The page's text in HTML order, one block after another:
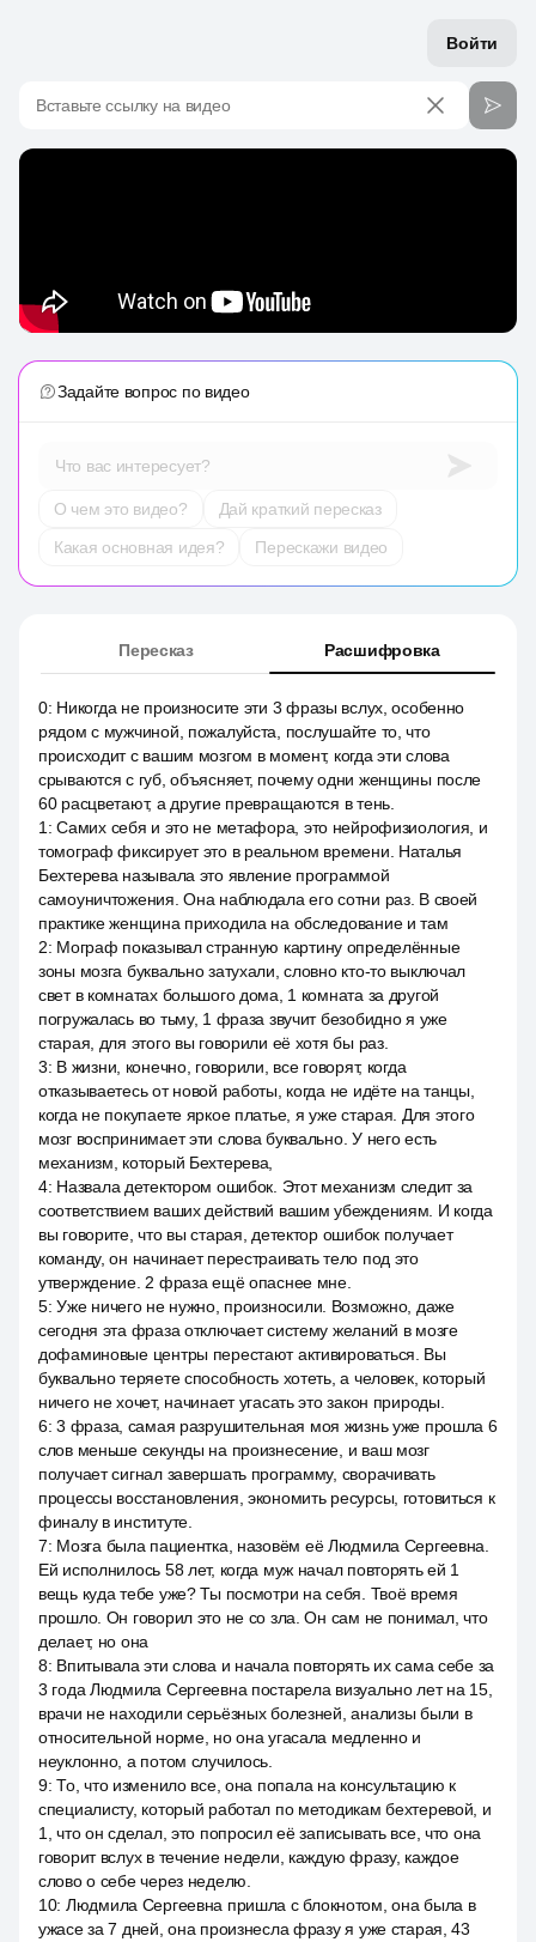
Войти
Вставьте ссылку на видео
Задайте вопрос по видео
Что вас интересует?
О чем это видео?
Дай краткий пересказ
Какая основная идея?
Перескажи видео
Пересказ Расшифровка
0: Никогда не произносите эти 3 фразы вслух, особенно
рядом с мужчиной, пожалуйста, послушайте то, что
происходит с вашим мозгом в момент, когда эти слова
срываются с губ, объясняет, почему одни женщины после
60 расцветают, а другие превращаются в тень.
1 :Самих себя и это не метафора, это нейрофизиология, и
томограф фиксирует это в реальном времени. Наталья
Бехтерева называла это явление программой
самоуничтожения. Она наблюдала его сотни раз. В своей
практике женщина приходила на обследование и там
2: Мограф показывал странную картину определённые
зоны мозга буквально затухали, словно кто-то выключал
свет в комнатах большого дома, 1 комната за другой
погружалась во тьму, 1 фраза звучит безобидно я уже
старая, для этого вы говорили её хотя бы раз.
3: В жизни, конечно, говорили, все говорят, когда
отказываетесь от новой работы, когда не идёте на танцы,
когда не покупаете яркое платье, я уже старая. Для этого
мозг воспринимает эти слова буквально. У него есть
механизм, который Бехтерева,
4: Назвала детектором ошибок. Этот механизм следит за
соответствием ваших действий вашим убеждениям. И когда
вы говорите, что вы старая, детектор ошибок получает
команду, он начинает перестраивать тело под это
утверждение. 2 фраза ещё опаснее мне.
5:Уже ничего не нужно, произносили. Возможно, даже
сегодня эта фраза отключает систему желаний в мозге
дофаминовые центры перестают активироваться. Вы
буквально теряете способность хотеть, а человек, который
ничего не хочет, начинает угасать это закон природы.
6:3 фраза, самая разрушительная моя жизнь уже прошла 6
слов меньше секунды на произнесение, и ваш мозг
получает сигнал завершать программу, сворачивать
процессы восстановления, экономить ресурсы, готовиться к
финалу в институте.
7: Мозга была пациентка, назовём её Людмила Сергеевна.
Ей исполнилось 58 лет, когда муж начал повторять ей 1
вещь куда тебе уже? Ты посмотри на себя. Твоё время
прошло. Он говорил это не со зла. Он сам не понимал, что
делает, но она
8: Впитывала эти слова и начала повторять их сама себе за
3 года Людмила Сергеевна постарела визуально лет на 15,
врачи не находили серьёзных болезней, анализы были в
относительной норме, но она угасала медленно и
неуклонно, а потом случилось.
9:То, что изменило все, она попала на консультацию к
специалисту, который работал по методикам бехтеревой, и
1, что он сделал, это попросил её записывать все, что она
говорит вслух в течение недели, каждую фразу, каждое
слово о себе через неделю.
10: Людмила Сергеевна пришла с блокнотом, она была в
ужасе за 7 дней, она произнесла фразу я уже старая, 43